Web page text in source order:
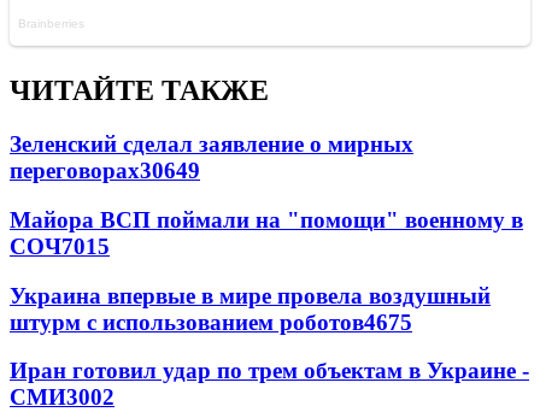
ЧИТАЙТЕ ТАКЖЕ
Зеленский сделал заявление о мирных
переговорах30649
Майора ВСП поймали на "помощи" военному в
СОЧ7015
Украина впервые в мире провела воздушный
штурм с использованием роботов4675
Иран готовил удар по трем объектам в Украине -
СМИ3002